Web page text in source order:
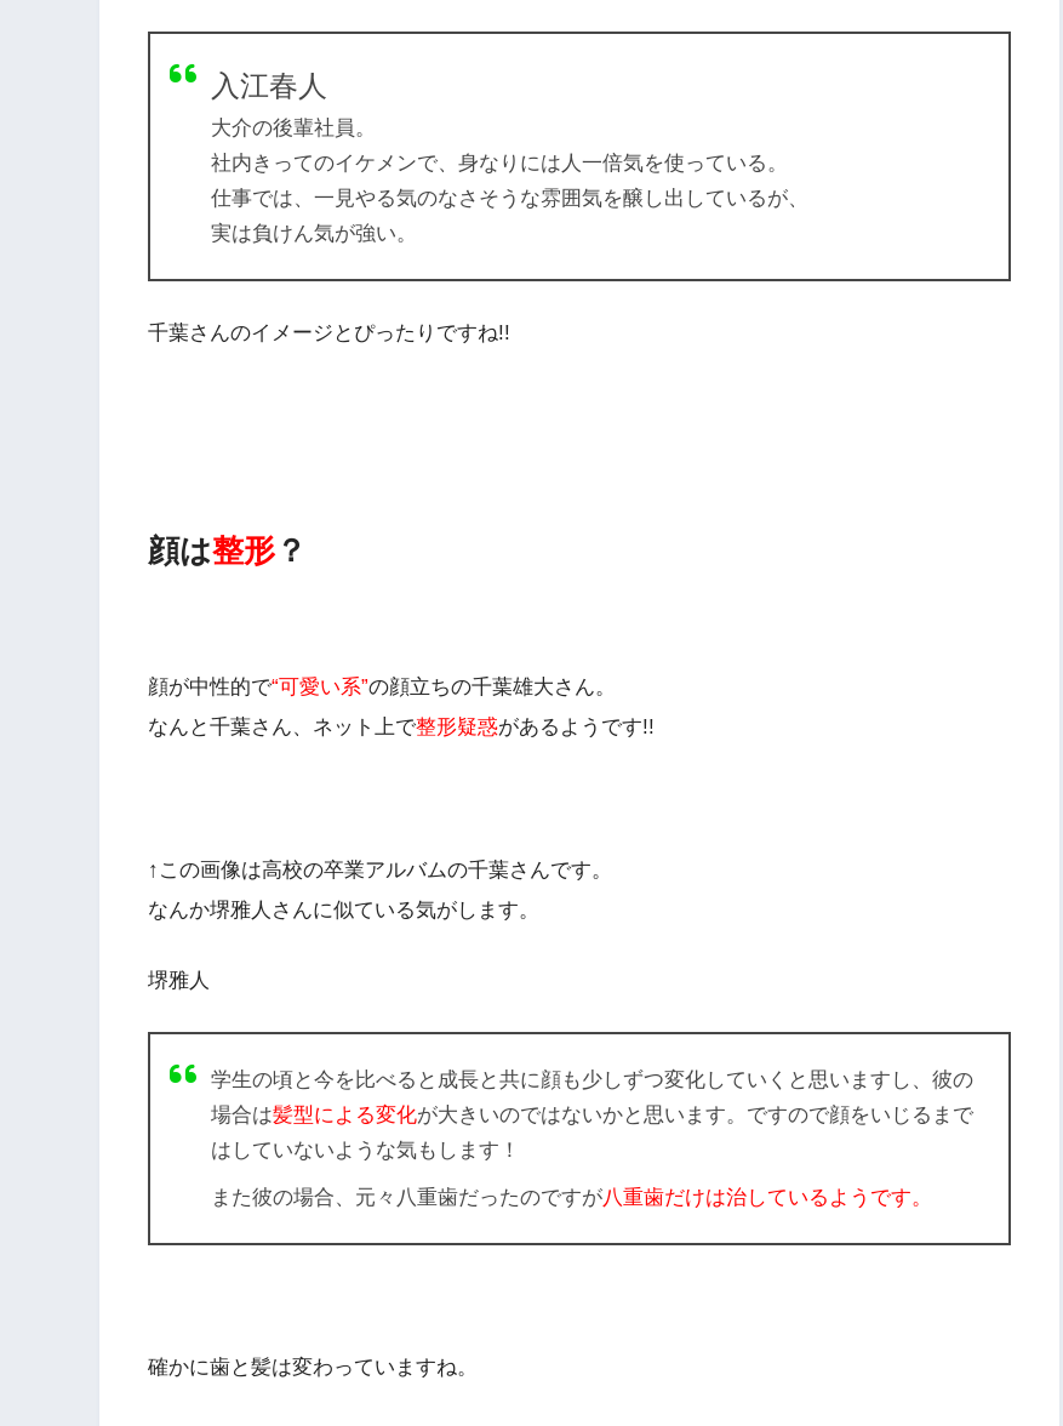
入江春人
大介の後輩社員。
社内きってのイケメンで、身なりには人一倍気を使っている。
仕事では、一見やる気のなさそうな雰囲気を醸し出しているが、
実は負けん気が強い。
千葉さんのイメージとぴったりですね!!
顔は整形？
顔が中性的で“可愛い系”の顔立ちの千葉雄大さん。
なんと千葉さん、ネット上で整形疑惑があるようです!!
↑この画像は高校の卒業アルバムの千葉さんです。
なんか堺雅人 さんに似ている気がします。
堺雅人
学生の頃と今を比べると成長と共に顔も少しずつ変化していくと思いますし、彼の
場合は髪型による変化が大きいのではないかと思います。ですので顔をいじるまで
はしていないような気もします！
また彼の場合、元々八重歯だったのですが八重歯だけは治しているようです。
確かに歯と髪は変わっていますね。